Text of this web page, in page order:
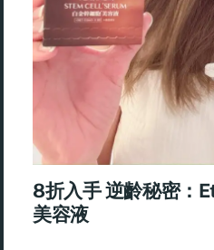
8折入手 逆齡秘密：
美容液